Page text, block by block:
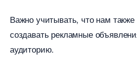
ажно учитывать, что нам также
создавать рекламные
аудиторию.